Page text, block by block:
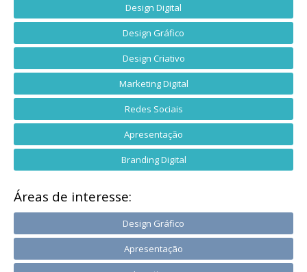
Design Digital
Design Gráfico
Design Criativo
Marketing Digital
Redes Sociais
Apresentação
Branding Digital
Áreas de interesse:
Design Gráfico
Apresentação